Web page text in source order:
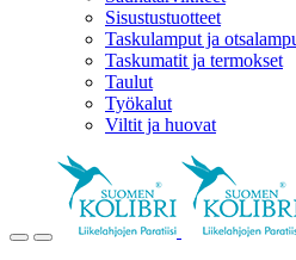
Sisustustuotteet
Taskulamput ja
Taskumatit ja termokset
Taulut
Työkalut
Viltit ja huovat